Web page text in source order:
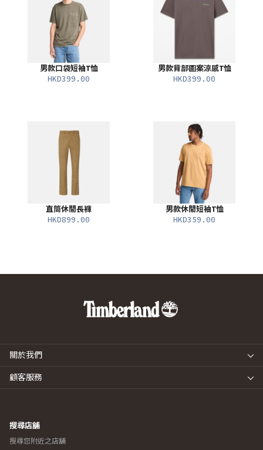
男款口袋短袖T恤
HKD399.00
男款背部圖案涼感T恤
HKD399.00
直筒休閒長褲
HKD899.00
男款休閒短袖T恤
HKD359.00
關於我們
顧客服務
搜尋店舖
搜尋您附近之店舖